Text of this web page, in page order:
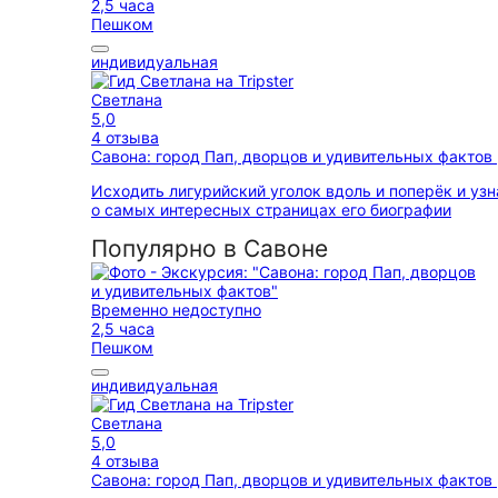
2,5 часа
Пешком
индивидуальная
Светлана
5,0
4 отзыва
Савона: город Пап, дворцов и удивительных фактов
Исходить лигурийский уголок вдоль и поперёк и
о самых интересных страницах его биографии
Популярно в Савоне
Временно недоступно
2,5 часа
Пешком
индивидуальная
Светлана
5,0
4 отзыва
Савона: город Пап, дворцов и удивительных фактов